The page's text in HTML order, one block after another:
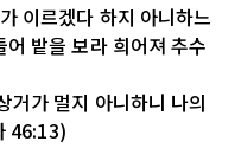
이르겠다 하지 아니하느
밭을 보라 희어져 추수
거가 멀지 아니하니 나의
46:13)